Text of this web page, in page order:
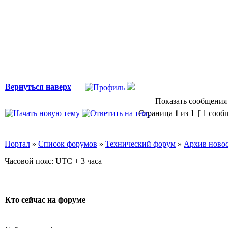
Вернуться наверх
Показать сообщения
Страница 1 из 1 [ 1
Портал » Список форумов » Технический форум » Архив
Часовой пояс: UTC + 3 часа
Кто сейчас на форуме